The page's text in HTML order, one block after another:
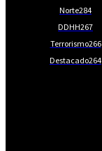
Norte284
DDHH267
Terrorismo266
Destacado264